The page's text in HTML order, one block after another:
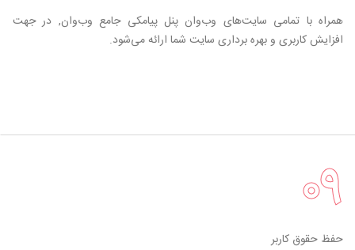
همراه با تمامی سایت‌های وب‌وان پنل پیامکی جامع وب‌وان, در جهت
افزایش کاربری و بهره برداری سایت شما ارائه می‌شود.
۰۹
حفظ حقوق کاربر